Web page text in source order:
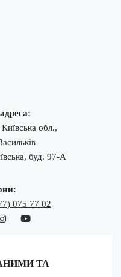
ТА
обл.,
буд. 97-А
075 77 02